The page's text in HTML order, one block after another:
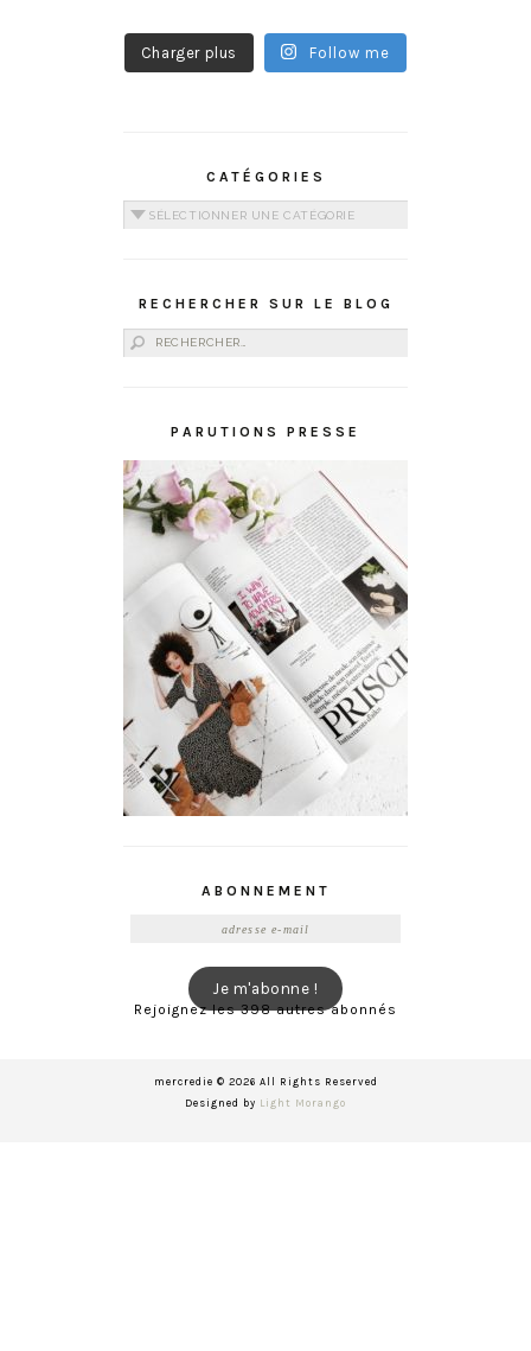
Charger plus Follow me
CATÉGORIES
Catégories
RECHERCHER SUR LE BLOG
Rechercher :
PARUTIONS PRESSE
ABONNEMENT
Je m'abonne !
Rejoignez les 398 autres abonnés
mercredie © 2026 All Rights Reserved
Designed by Light Morango